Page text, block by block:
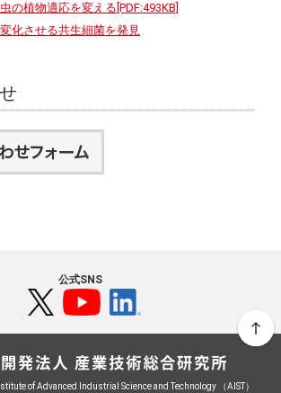
の植物適応を変える[PDF:493KB]
化させる共生細菌を発見
公式SNS
of Advanced Industrial Science and Technology （AIST）